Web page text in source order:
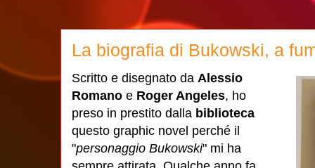
La biografia di Bukowski, a
Scritto e disegnato da Alessio
Romano e Roger Angeles, ho
preso in prestito dalla biblioteca
questo graphic novel perché il
"personaggio Bukowski" mi ha